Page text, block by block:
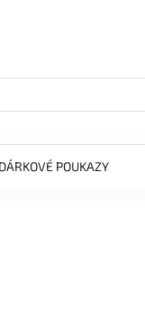
DÁRKOVÉ POUKAZY